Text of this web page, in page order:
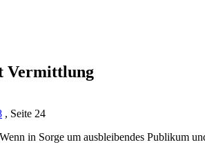
Vermittlung
, Seite 24
in Sorge um ausbleibendes Publikum